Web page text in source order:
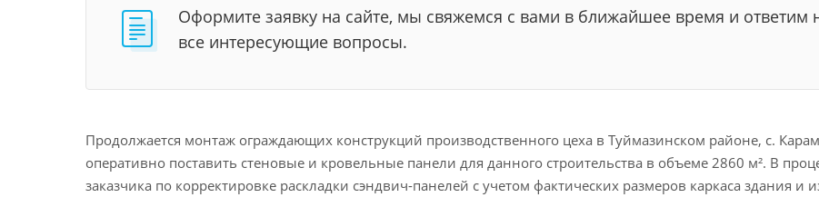
Оформите заявку на сайте, мы свяжемся с вами в ближайшее время и ответим
все интересующие вопросы.
Продолжается монтаж ограждающих конструкций производственного цеха в Туймазинском районе, с.
оперативно поставить стеновые и кровельные панели для данного строительства в объеме 2860 м². В
заказчика по корректировке раскладки сэндвич-панелей с учетом фактических размеров каркаса здания